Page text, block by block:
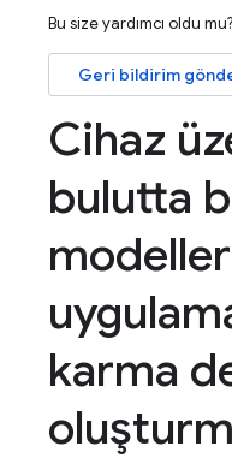
Bu size yardımcı oldu mu?
Geri bildirim
Cihaz
bulutta
karma